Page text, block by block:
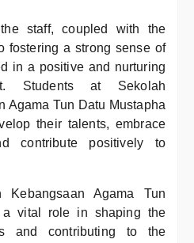
staff, coupled with the
fostering a strong sense of
in a positive and nurturing
Students at Sekolah
Agama Tun Datu Mustapha
their talents, embrace
contribute positively to
Kebangsaan Agama Tun
a vital role in shaping the
and contributing to the